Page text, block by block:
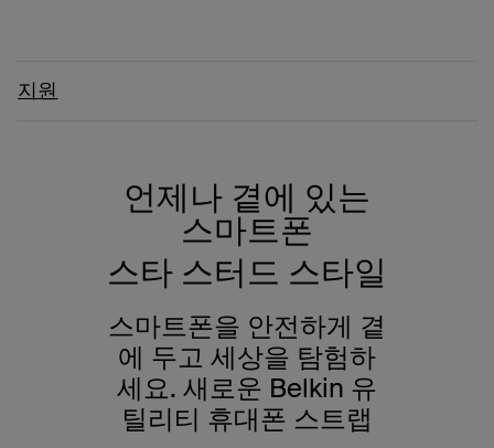
지원
언제나 곁에 있는
스마트폰
스타 스터드 스타일
스마트폰을 안전하게 곁
에 두고 세상을 탐험하
세요. 새로운 Belkin 유
틸리티 휴대폰 스트랩